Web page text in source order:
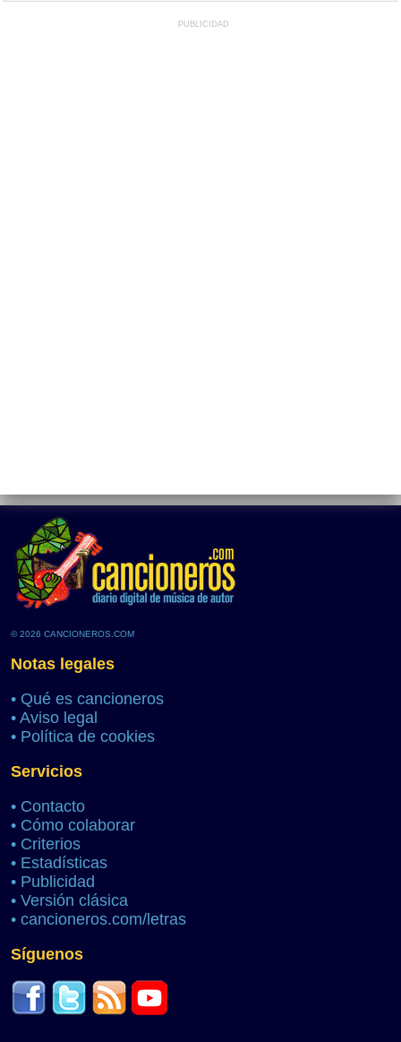
PUBLICIDAD
© 2026 CANCIONEROS.COM
Notas legales
• Qué es cancioneros
• Aviso legal
• Política de cookies
Servicios
• Contacto
• Cómo colaborar
• Criterios
• Estadísticas
• Publicidad
• Versión clásica
• cancioneros.com/letras
Síguenos